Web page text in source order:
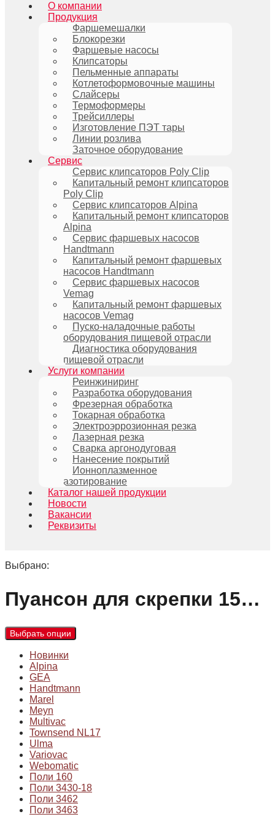
О компании
Продукция
Фаршемешалки
Блокорезки
Фаршевые насосы
Клипсаторы
Пельменные аппараты
Котлетоформовочные машины
Слайсеры
Термоформеры
Трейсиллеры
Изготовление ПЭТ тары
Линии розлива
Заточное оборудование
Сервис
Сервис клипсаторов Poly Clip
Капитальный ремонт клипсаторов
Poly Clip
Сервис клипсаторов Alpina
Капитальный ремонт клипсаторов
Alpina
Сервис фаршевых насосов
Handtmann
Капитальный ремонт фаршевых
насосов Handtmann
Сервис фаршевых насосов
Vemag
Капитальный ремонт фаршевых
насосов Vemag
Пуско-наладочные работы
оборудования пищевой отрасли
Диагностика оборудования
пищевой отрасли
Услуги компании
Реинжиниринг
Разработка оборудования
Фрезерная обработка
Токарная обработка
Электроэррозионная резка
Лазерная резка
Сварка аргонодуговая
Нанесение покрытий
Ионноплазменное
азотирование
Каталог нашей продукции
Новости
Вакансии
Реквизиты
Выбрано:
Пуансон для скрепки 15…
Выбрать опции
Новинки
Alpina
GEA
Handtmann
Marel
Meyn
Multivac
Townsend NL17
Ulma
Variovac
Webomatic
Поли 160
Поли 3430-18
Поли 3462
Поли 3463